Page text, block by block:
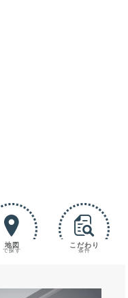
地図
で探す
こだわり
条件